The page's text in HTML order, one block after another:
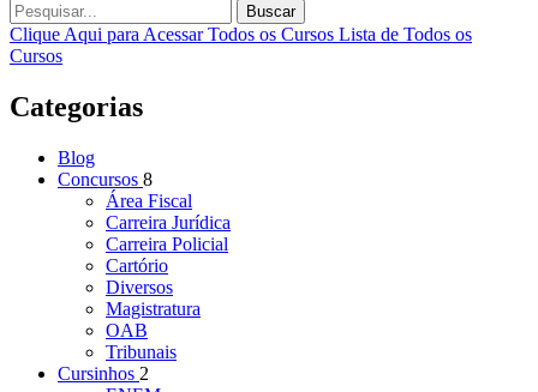
Buscar
Clique Aqui para Acessar Todos os Cursos Lista de Todos os
Cursos
Categorias
Blog
Concursos 8
Área Fiscal
Carreira Jurídica
Carreira Policial
Cartório
Diversos
Magistratura
OAB
Tribunais
Cursinhos 2